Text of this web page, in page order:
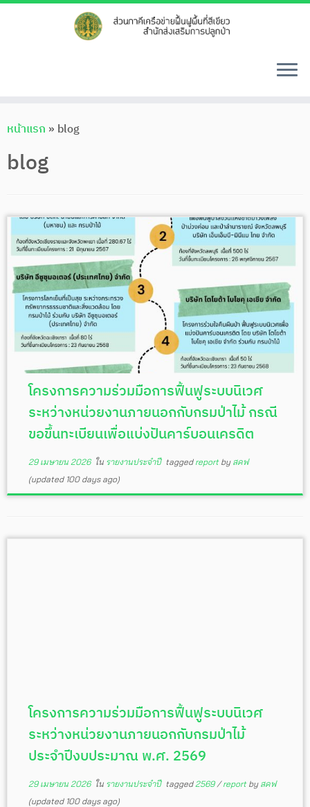
toหน้าแรก » blog
blog
โครงการความร่วมมือการฟื้นฟูระบบนิเวศ
ระหว่างหน่วยงานภายนอกกับกรมป่าไม้ กรณี
ขอขึ้นทะเบียนเพื่อแบ่งปันคาร์บอนเครดิต
29 เมษายน 2026ใน รายงานประจำปี tagged report by สคฟ
(updated 100 days ago)
โครงการความร่วมมือการฟื้นฟูระบบนิเวศ
ระหว่างหน่วยงานภายนอกกับกรมป่าไม้
ประจำปีงบประมาณ พ.ศ. 2569
29 เมษายน 2026ใน รายงานประจำปี tagged 2569 /report by สคฟ
(updated 100 days ago)